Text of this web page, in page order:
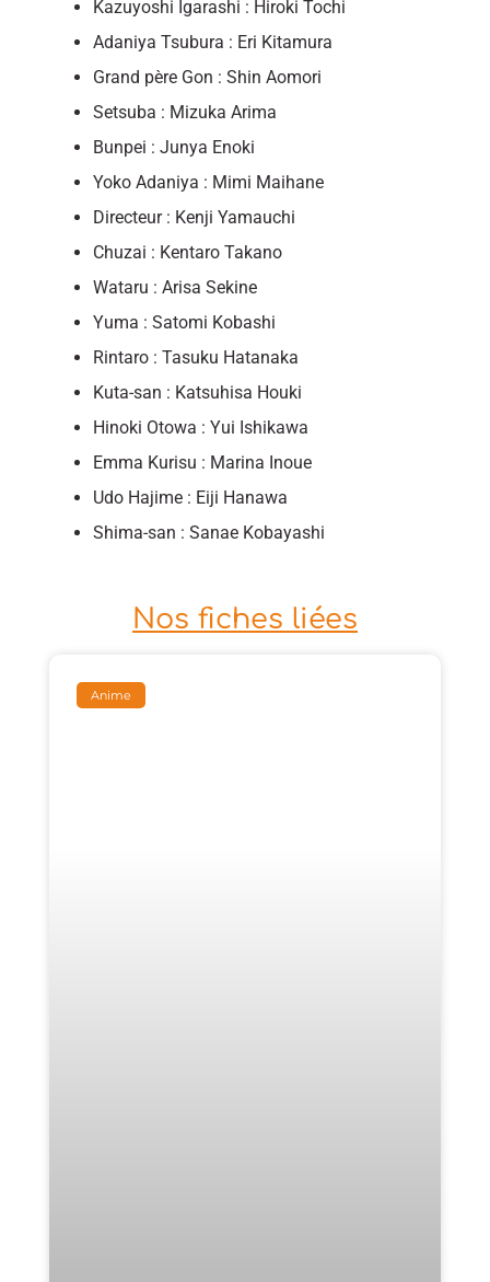
Kazuyoshi Igarashi : Hiroki Tochi
Adaniya Tsubura : Eri Kitamura
Grand père Gon : Shin Aomori
Setsuba : Mizuka Arima
Bunpei : Junya Enoki
Yoko Adaniya : Mimi Maihane
Directeur : Kenji Yamauchi
Chuzai : Kentaro Takano
Wataru : Arisa Sekine
Yuma : Satomi Kobashi
Rintaro : Tasuku Hatanaka
Kuta-san : Katsuhisa Houki
Hinoki Otowa : Yui Ishikawa
Emma Kurisu : Marina Inoue
Udo Hajime : Eiji Hanawa
Shima-san : Sanae Kobayashi
Nos fiches liées
Anime